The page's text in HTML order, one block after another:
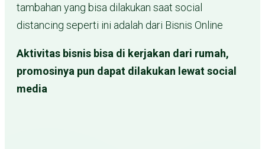
tambahan yang bisa dilakukan saat social
distancing seperti ini adalah dari Bisnis Online
Aktivitas bisnis bisa di kerjakan dari rumah,
promosinya pun dapat dilakukan lewat social
media